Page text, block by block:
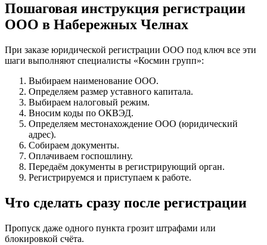
Пошаговая инструкция регистрации
ООО в Набережных Челнах
При заказе юридической регистрации ООО под ключ все эти
шаги выполняют специалисты «Космин групп»:
Выбираем наименование ООО.
Определяем размер уставного капитала.
Выбираем налоговый режим.
Вносим коды по ОКВЭД.
Определяем местонахождение ООО (юридический
адрес).
Собираем документы.
Оплачиваем госпошлину.
Передаём документы в регистрирующий орган.
Регистрируемся и приступаем к работе.
Что сделать сразу после регистрации
Пропуск даже одного пункта грозит штрафами или
блокировкой счёта.